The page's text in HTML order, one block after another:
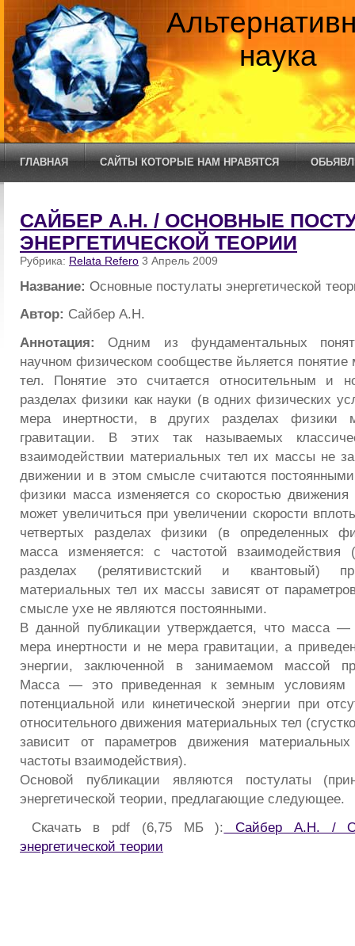
наука
ГЛАВНАЯ САЙТЫ КОТОРЫЕ НАМ НРАВЯТСЯ
САЙБЕР А.Н. / ОСНОВНЫЕ
ЭНЕРГЕТИЧЕСКОЙ ТЕОРИИ
Рубрика: Relata Refero 3 Апрель 2009
Название: Основные постулаты энергетической
Автор: Сайбер А.Н.
Аннотация: Одним из фундаментальных
научном физическом сообществе йьляется
тел. Понятие это считается относительным и
разделах физики как науки (в одних физических
мера инертности, в других разделах
гравитации. В этих так называемых
взаимодействии материальных тел их массы не
движении и в этом смысле считаются
физики масса изменяется со скоростью
может увеличиться при увеличении скорости
четвертых разделах физики (в определенных
масса изменяется: с частотой взаимодействия
разделах (релятивистский и квантовый)
материальных тел их массы зависят от
смысле ухе не являются постоянными.
В данной публикации утверждается, что масса
мера инертности и не мера гравитации, а
энергии, заключенной в занимаемом массой
Масса — это приведенная к земным условиям
потенциальной или кинетической энергии при
относительного движения материальных тел
зависит от параметров движения
частоты взаимодействия).
Основой публикации являются постулаты
энергетической теории, предлагающие следующее.
Скачать в pdf (6,75 МБ ): Сайбер А.Н. /
энергетической теории